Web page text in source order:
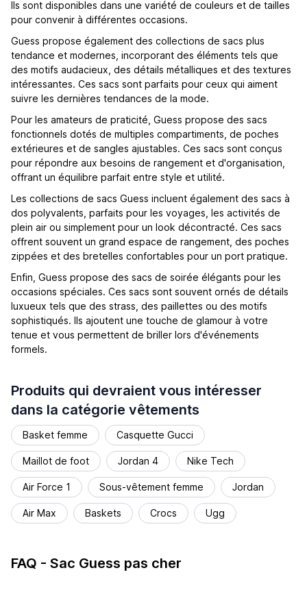
Ils sont disponibles dans une variété de couleurs et de tailles
pour convenir à différentes occasions.
Guess propose également des collections de sacs plus
tendance et modernes, incorporant des éléments tels que
des motifs audacieux, des détails métalliques et des textures
intéressantes. Ces sacs sont parfaits pour ceux qui aiment
suivre les dernières tendances de la mode.
Pour les amateurs de praticité, Guess propose des sacs
fonctionnels dotés de multiples compartiments, de poches
extérieures et de sangles ajustables. Ces sacs sont conçus
pour répondre aux besoins de rangement et d'organisation,
offrant un équilibre parfait entre style et utilité.
Les collections de sacs Guess incluent également des sacs à
dos polyvalents, parfaits pour les voyages, les activités de
plein air ou simplement pour un look décontracté. Ces sacs
offrent souvent un grand espace de rangement, des poches
zippées et des bretelles confortables pour un port pratique.
Enfin, Guess propose des sacs de soirée élégants pour les
occasions spéciales. Ces sacs sont souvent ornés de détails
luxueux tels que des strass, des paillettes ou des motifs
sophistiqués. Ils ajoutent une touche de glamour à votre
tenue et vous permettent de briller lors d'événements
formels.
Produits qui devraient vous intéresser
dans la catégorie vêtements
Basket femme Casquette Gucci
Maillot de foot Jordan 4 Nike Tech
Air Force 1 Sous-vêtement femme Jordan
Air Max Baskets Crocs Ugg
FAQ - Sac Guess pas cher